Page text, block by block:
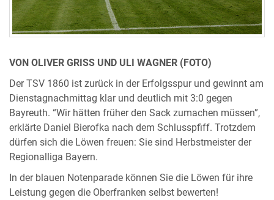
VON OLIVER GRISS UND ULI WAGNER (FOTO)
Der TSV 1860 ist zurück in der Erfolgsspur und gewinnt am
Dienstagnachmittag klar und deutlich mit 3:0 gegen
Bayreuth. “Wir hätten früher den Sack zumachen müssen”,
erklärte Daniel Bierofka nach dem Schlusspfiff. Trotzdem
dürfen sich die Löwen freuen: Sie sind Herbstmeister der
Regionalliga Bayern.
In der blauen Notenparade können Sie die Löwen für ihre
Leistung gegen die Oberfranken selbst bewerten!